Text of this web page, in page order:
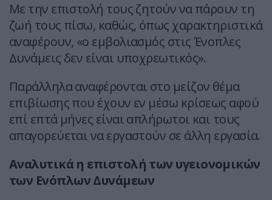
Με την επιστολή τους ζητούν να πάρουν τη
ζωή τους πίσω, καθώς, όπως χαρακτηριστικά
αναφέρουν, «ο εμβολιασμός στις Ένοπλες
Δυνάμεις δεν είναι υποχρεωτικός».
Παράλληλα αναφέρονται στο μείζον θέμα
επιβίωσης που έχουν εν μέσω κρίσεως αφού
επί επτά μήνες είναι απλήρωτοι και τους
απαγορεύεται να εργαστούν σε άλλη εργασία.
Αναλυτικά η επιστολή των υγειονομικών
των Ενόπλων Δυνάμεων